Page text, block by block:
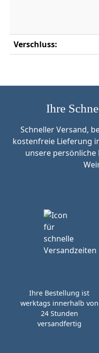
Verschluss:
Ihre
Schneller Versand,
kostenfreie Lieferung
unsere
Ihre Bestellung ist
werktags innerhalb von
24 Stunden
versandfertig